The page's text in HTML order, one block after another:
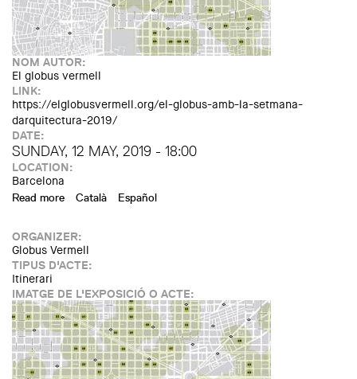
NOM AUTOR:
El globus vermell
LINK:
https://elglobusvermell.org/el-globus-amb-la-setmana-
darquitectura-2019/
DATE:
SUNDAY, 12 MAY, 2019 - 18:00
LOCATION:
Barcelona
Read more about Walking tour "Interior gardens of the Sagrada
Català Español
ORGANIZER:
Globus Vermell
TIPUS D'ACTE:
Itinerari
IMATGE DE L'EXPOSICIÓ O ACTE: